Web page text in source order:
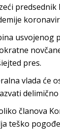
usvojenog
pres.
vlada će
članova
teško